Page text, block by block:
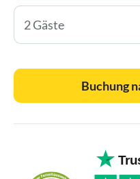
2 Gäste
Buchung